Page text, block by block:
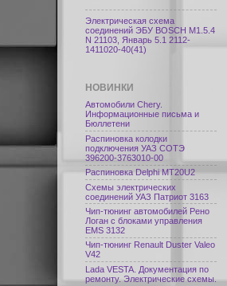
Электрическая схема
соединений ЭБУ BOSCH M1.5.4
N 21103, Январь 5.1 2112-
1411020-40(41)
НОВИНКИ
Автомобили Chery.
Информационные письма и
Бюллетени
Распиновка колодки
подключения УАЗ СОТЭ
396200-3763010-00
Распиновка Delphi МТ20U2
Схемы электрических
соединений УАЗ Патриот 3163
Чип-тюнинг автомобилей Рено
Логан с блоками управления
EMS 3132
Чип-тюнинг Renault Duster Valeo
V42
Lada VESTA. Документация по
ремонту. Электрические схемы.